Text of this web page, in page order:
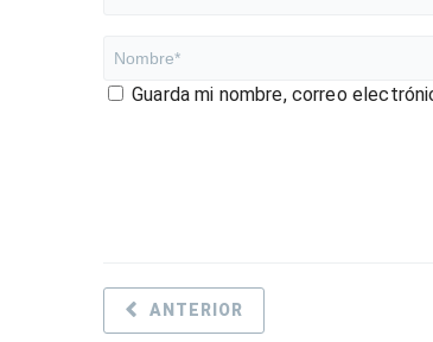
Guarda mi nombre, correo
ANTERIOR